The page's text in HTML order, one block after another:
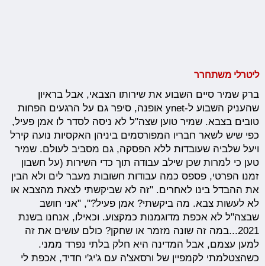
ליטרלי משתחרר
ברק שמיר סיים השבוע את שירותו הצבאי, אבל בראיון
שהעניק השבוע ל-ynet אופנה, סיפר גם על הרגעים הפחות
טובים בצבא. שמיר טוען שצה"ל לא ניסה לסדר לו אמן פעיל,
כפי שיש לשאר חבריו המפורסמים ביניהן האקסיות נועה קירל
ויעל שלביה שעובדות ללא הפסקה, גם מסביב לעולם. שמיר
טען כי למרות שכן שילב עבודה תוך כדי השירות (על חשבון
זמנו הפרטי, פספס כמה עבודות חשובות מעבר לים ולא הבין
את ההבדל בינו לאחרים. "זה לא שביקשתי לצאת מהצבא או
לא לעשות צבא. מה ביקשתי? אמן פעיל?", "אני חושב
שבצה"ל לא אכפת מדוגמנות כמקצוע. וכאילו, אנחנו בשנת
2021...במה זה שונה מזמר או שחקן? כולם עושים את זה
למען עצמם, אבל המדינה היא חלק בלתי נפרד ממני.
כשהצטלמתי לקמפיין של ורסאצ'ה עם ג'יג'י חדיד, אכפת לי